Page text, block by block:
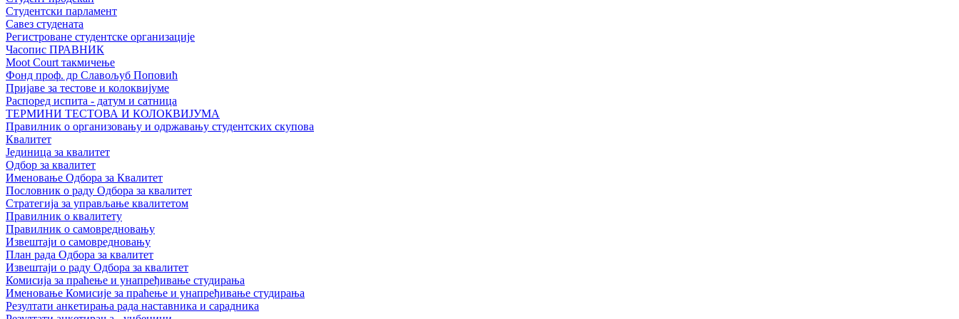
Студентски парламент
Савез студената
Регистроване студентске организације
Часопис ПРАВНИК
Moot Court такмичење
Фонд проф. др Славољуб Поповић
Пријаве за тестове и колоквијуме
Распоред испита - датум и сатница
ТЕРМИНИ ТЕСТОВА И КОЛОКВИЈУМА
Правилник о организовању и одржавању студентских скупова
Квалитет
Јединица за квалитет
Одбор за квалитет
Именовање Одбора за Квалитет
Пословник о раду Одбора за квалитет
Стратегија за управљање квалитетом
Правилник о квалитету
Правилник о самовредновању
Извештаји о самовредновању
План рада Одбора за квалитет
Извештаји о раду Одбора за квалитет
Комисија за праћење и унапређивање студирања
Именовање Комисије за праћење и унапређивање студирања
Резултати анкетирања рада наставника и сарадника